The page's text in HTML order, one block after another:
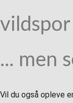
vildspor
... men
Vil du også opleve